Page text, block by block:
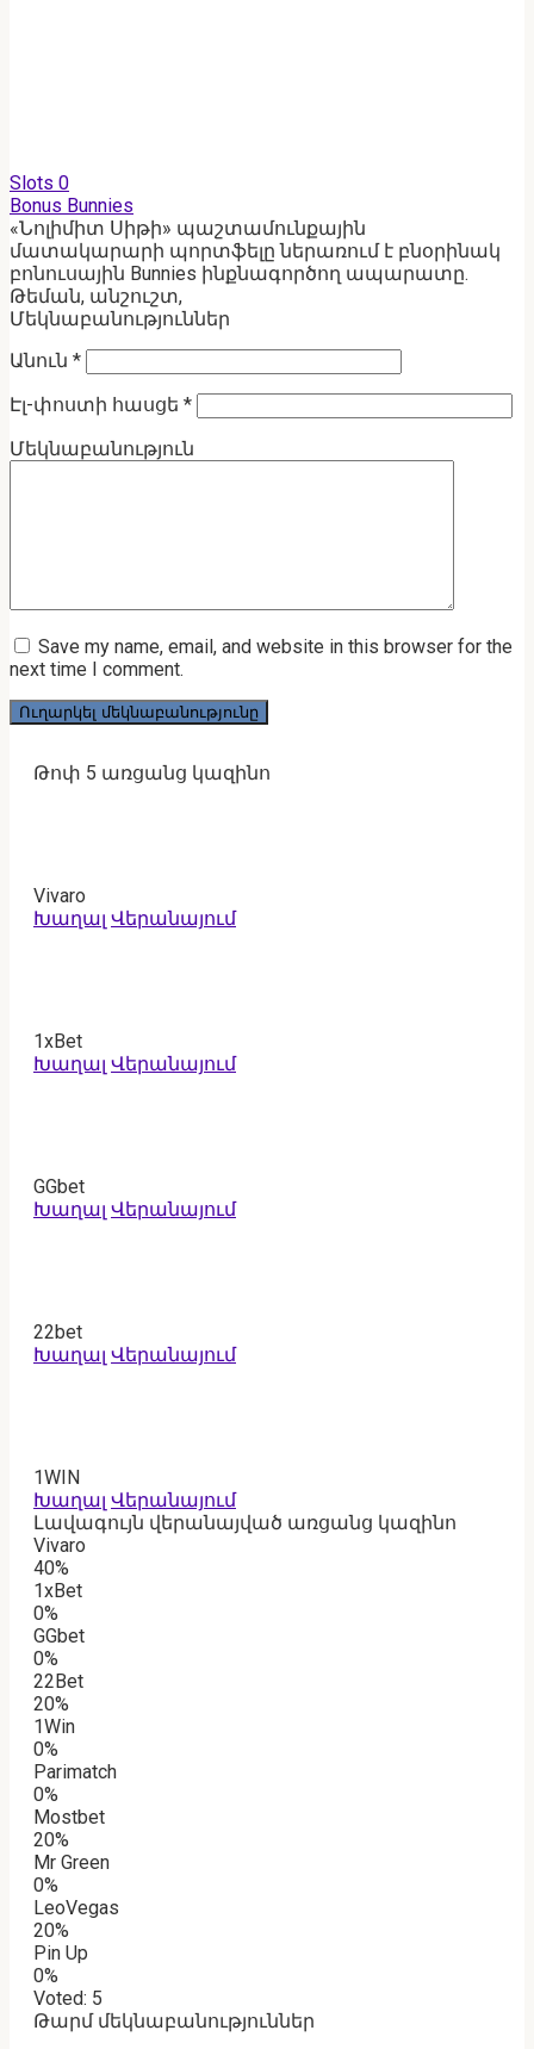
Slots 0
Bonus Bunnies
«Նոլիմիտ Սիթի» պաշտամունքային
մատակարարի պորտֆելը ներառում է բնօրինակ
բոնուսային Bunnies ինքնագործող ապարատը.
Թեման, անշուշտ,
Մեկնաբանություններ
Անուն *
Էլ-փոստի հասցե *
Մեկնաբանություն
Save my name, email, and website in this browser for the
next time I comment.
Թոփ 5 առցանց կազինո
Vivaro
Խաղալ Վերանայում
1xBet
Խաղալ Վերանայում
GGbet
Խաղալ Վերանայում
22bet
Խաղալ Վերանայում
1WIN
Խաղալ Վերանայում
Լավագույն վերանայված առցանց կազինո
Vivaro
40%
1xBet
0%
GGbet
0%
22Bet
20%
1Win
0%
Parimatch
0%
Mostbet
20%
Mr Green
0%
LeoVegas
20%
Pin Up
0%
Voted: 5
Թարմ մեկնաբանություններ